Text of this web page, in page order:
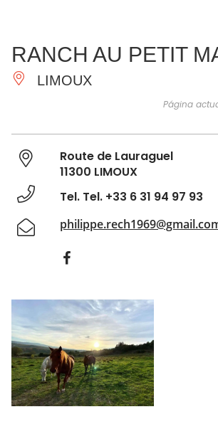
IMPRESCINDIBLES
HACER
RANCH AU PETIT
LIMOUX
Página
Route de Lauraguel
11300 LIMOUX
Tel. Tel. +33 6 31 94 97 93